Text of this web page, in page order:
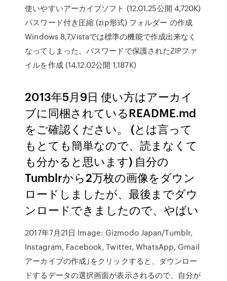
使いやすいアーカイブソフト (12.01.25公開 4,720K)
パスワード付き圧縮 (zip形式) フォルダー の作成
Windows 8,7,Vistaでは標準の機能で作成出来なく
なってしまった、パスワードで保護されたZIPファ
イルを作成 (14.12.02公開 1,187K)
2013年5月9日 使い方はアーカイ
ブに同梱されているREADME.md
をご確認ください。 (とは言って
もとても簡単なので、読まなくて
も分かると思います) 自分の
Tumblrから2万枚の画像をダウン
ロードしましたが、最後までダウ
ンロードできましたので、やばい
2017年7月21日 Image: Gizmodo Japan/Tumblr,
Instagram, Facebook, Twitter, WhatsApp, Gmail
アーカイブの作成｣をクリックすると、ダウンロー
ドするデータの選択画面が表示されるので、自分が